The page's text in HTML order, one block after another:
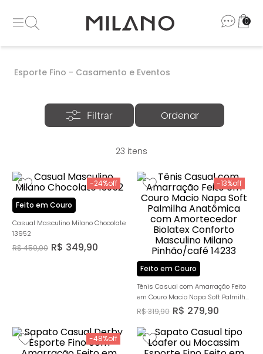
0
Esporte Fino - Casamento e Eventos
23
-24%
Feito em Couro
Casual Masculino Milano Chocolate
13952
R$459,90 R$ 349,90
-13%
Feito em Couro
Tênis Casual com Amarração Feito
em Couro Macio Napa Soft Palmilha
Anatômica com Amortecedor
Biolatex Conforto Masculino Milano
Pinhão/café 14233
R$319,90 R$ 279,90
-48%